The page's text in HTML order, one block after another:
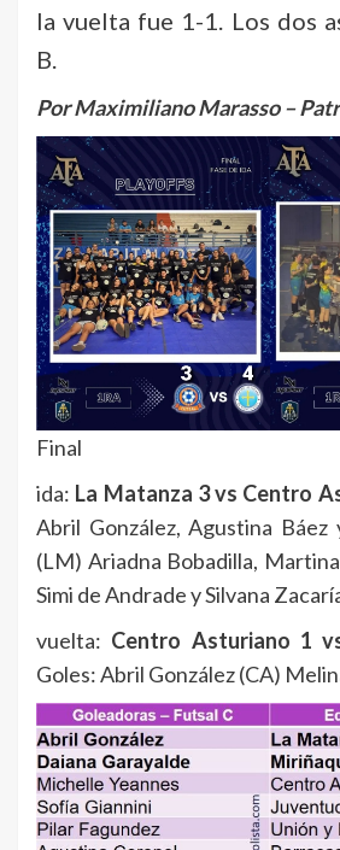
la vuelta fue 1-1. Los dos
B.
Por Maximiliano Marasso –
Final
ida: La Matanza 3 vs Centro
Abril González, Agustina Báez
(LM) Ariadna Bobadilla,
Simi de Andrade y Silvana
vuelta: Centro Asturiano 1
Goles: Abril González (CA)